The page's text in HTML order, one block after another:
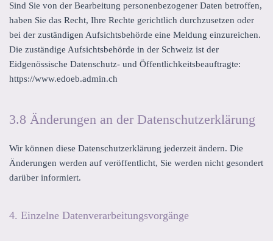
Sind Sie von der Bearbeitung personenbezogener Daten betroffen,
haben Sie das Recht, Ihre Rechte gerichtlich durchzusetzen oder
bei der zuständigen Aufsichtsbehörde eine Meldung einzureichen.
Die zuständige Aufsichtsbehörde in der Schweiz ist der
Eidgenössische Datenschutz- und Öffentlichkeitsbeauftragte:
https://www.edoeb.admin.ch
3.8 Änderungen an der Datenschutzerklärung
Wir können diese Datenschutzerklärung jederzeit ändern. Die
Änderungen werden auf veröffentlicht, Sie werden nicht gesondert
darüber informiert.
4. Einzelne Datenverarbeitungsvorgänge